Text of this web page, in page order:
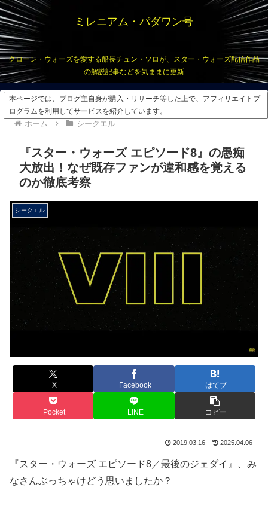
ミレニアム・パダワン号
クローン・ウォーズを愛する船長チュン・ソロが、スター・ウォーズ配信作品
の解説記事などを気ままに更新
本ページでは、ブログ主自身が購入・リサーチ等した上で、アフィリエイトプ
ログラムを利用してサービスを紹介しています。
ホーム シークエル
『スター・ウォーズ エピソード8』の愚痴
大放出！なぜ既存ファンが違和感を覚える
のか徹底考察
シークエル
X Facebook はてブ
Pocket LINE コピー
2019.03.16 2025.04.06
『スター・ウォーズ エピソード8／最後のジェダイ』
、み
なさんぶっちゃけどう思いましたか？